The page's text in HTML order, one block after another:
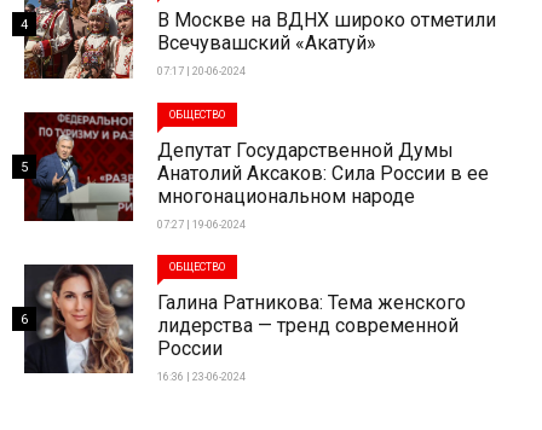
В Москве на ВДНХ широко отметили
Всечувашский «Акатуй»
07:17 | 20-06-2024
4
ОБЩЕСТВО
Депутат Государственной Думы
Анатолий Аксаков: Сила России в ее
многонациональном народе
07:27 | 19-06-2024
5
ОБЩЕСТВО
Галина Ратникова: Тема женского
лидерства — тренд современной
России
16:36 | 23-06-2024
6